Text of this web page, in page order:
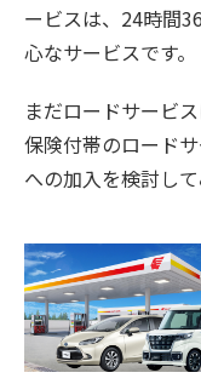
ービスは、24時間
心なサービスです。
まだロードサービ
保険付帯のロード
への加入を検討して